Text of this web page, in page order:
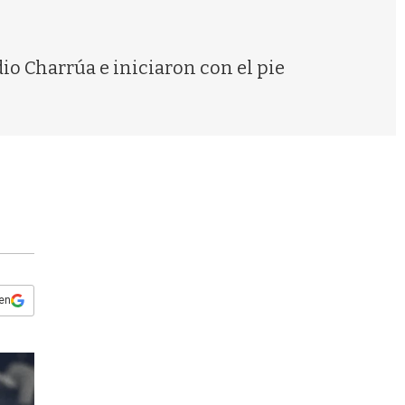
Charrúa e iniciaron con el pie